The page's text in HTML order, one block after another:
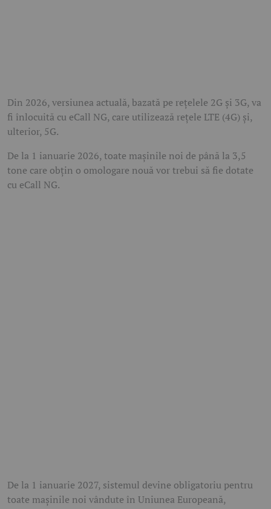
Din 2026, versiunea actuală, bazată pe rețelele 2G și 3G, va
fi înlocuită cu eCall NG, care utilizează rețele LTE (4G) și,
ulterior, 5G.
De la 1 ianuarie 2026, toate mașinile noi de până la 3,5
tone care obțin o omologare nouă vor trebui să fie dotate
cu eCall NG.
De la 1 ianuarie 2027, sistemul devine obligatoriu pentru
toate mașinile noi vândute în Uniunea Europeană,